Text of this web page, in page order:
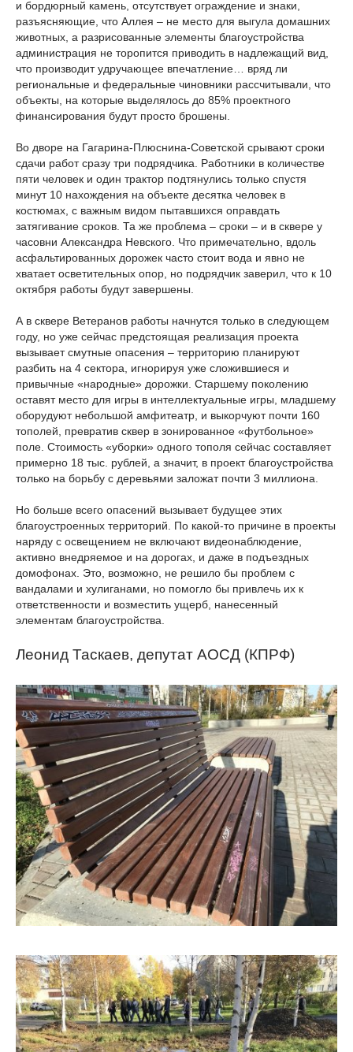
и бордюрный камень, отсутствует ограждение и знаки,
разъясняющие, что Аллея – не место для выгула домашних
животных, а разрисованные элементы благоустройства
администрация не торопится приводить в надлежащий вид,
что производит удручающее впечатление… вряд ли
региональные и федеральные чиновники рассчитывали, что
объекты, на которые выделялось до 85% проектного
финансирования будут просто брошены.
Во дворе на Гагарина-Плюснина-Советской срывают сроки
сдачи работ сразу три подрядчика. Работники в количестве
пяти человек и один трактор подтянулись только спустя
минут 10 нахождения на объекте десятка человек в
костюмах, с важным видом пытавшихся оправдать
затягивание сроков. Та же проблема – сроки – и в сквере у
часовни Александра Невского. Что примечательно, вдоль
асфальтированных дорожек часто стоит вода и явно не
хватает осветительных опор, но подрядчик заверил, что к 10
октября работы будут завершены.
А в сквере Ветеранов работы начнутся только в следующем
году, но уже сейчас предстоящая реализация проекта
вызывает смутные опасения – территорию планируют
разбить на 4 сектора, игнорируя уже сложившиеся и
привычные «народные» дорожки. Старшему поколению
оставят место для игры в интеллектуальные игры, младшему
оборудуют небольшой амфитеатр, и выкорчуют почти 160
тополей, превратив сквер в зонированное «футбольное»
поле. Стоимость «уборки» одного тополя сейчас составляет
примерно 18 тыс. рублей, а значит, в проект благоустройства
только на борьбу с деревьями заложат почти 3 миллиона.
Но больше всего опасений вызывает будущее этих
благоустроенных территорий. По какой-то причине в проекты
наряду с освещением не включают видеонаблюдение,
активно внедряемое и на дорогах, и даже в подъездных
домофонах. Это, возможно, не решило бы проблем с
вандалами и хулиганами, но помогло бы привлечь их к
ответственности и возместить ущерб, нанесенный
элементам благоустройства.
Леонид Таскаев, депутат АОСД (КПРФ)